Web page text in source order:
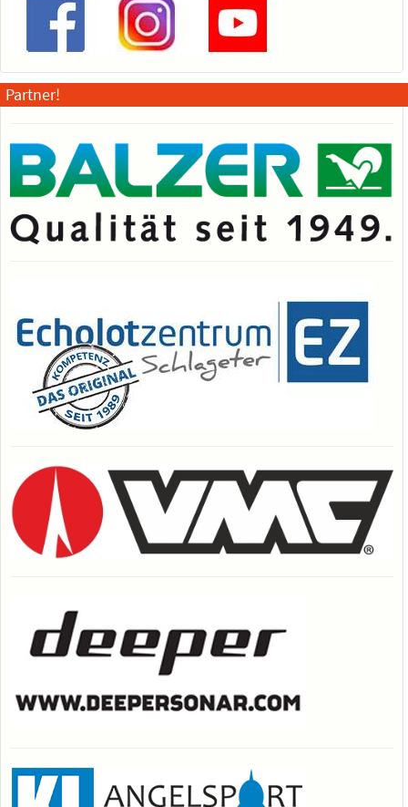
Partner!